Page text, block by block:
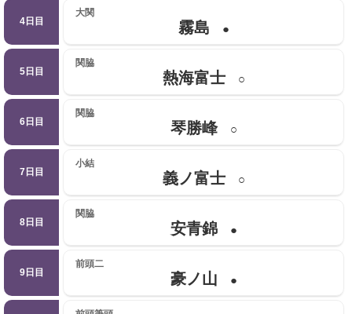
4日目
大関
霧島 ●
5日目
関脇
熱海富士 ○
6日目
関脇
琴勝峰 ○
7日目
小結
義ノ富士 ○
8日目
関脇
安青錦 ●
9日目
前頭二
豪ノ山 ●